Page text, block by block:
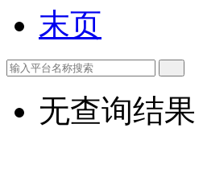
末页
无查询结果